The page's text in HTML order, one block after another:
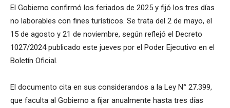
El Gobierno confirmó los feriados de 2025 y fijó los tres días
no laborables con fines turísticos. Se trata del 2 de mayo, el
15 de agosto y 21 de noviembre, según reflejó el Decreto
1027/2024 publicado este jueves por el Poder Ejecutivo en el
Boletín Oficial.
El documento cita en sus considerandos a la Ley N° 27.399,
que faculta al Gobierno a fijar anualmente hasta tres días